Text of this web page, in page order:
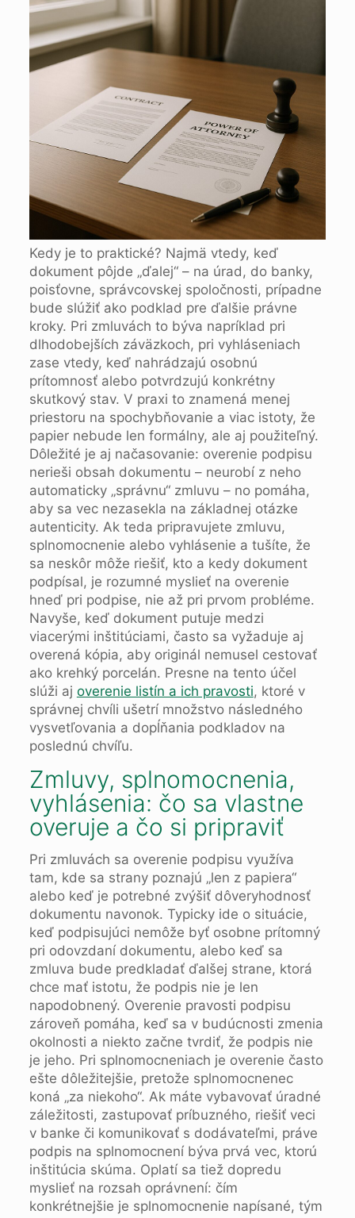
Kedy je to praktické? Najmä vtedy, keď
dokument pôjde „ďalej“ – na úrad, do banky,
poisťovne, správcovskej spoločnosti, prípadne
bude slúžiť ako podklad pre ďalšie právne
kroky. Pri zmluvách to býva napríklad pri
dlhodobejších záväzkoch, pri vyhláseniach
zase vtedy, keď nahrádzajú osobnú
prítomnosť alebo potvrdzujú konkrétny
skutkový stav. V praxi to znamená menej
priestoru na spochybňovanie a viac istoty, že
papier nebude len formálny, ale aj použiteľný.
Dôležité je aj načasovanie: overenie podpisu
nerieši obsah dokumentu – neurobí z neho
automaticky „správnu“ zmluvu – no pomáha,
aby sa vec nezasekla na základnej otázke
autenticity. Ak teda pripravujete zmluvu,
splnomocnenie alebo vyhlásenie a tušíte, že
sa neskôr môže riešiť, kto a kedy dokument
podpísal, je rozumné myslieť na overenie
hneď pri podpise, nie až pri prvom probléme.
Navyše, keď dokument putuje medzi
viacerými inštitúciami, často sa vyžaduje aj
overená kópia, aby originál nemusel cestovať
ako krehký porcelán. Presne na tento účel
slúži aj overenie listín a ich pravosti, ktoré v
správnej chvíli ušetrí množstvo následného
vysvetľovania a dopĺňania podkladov na
poslednú chvíľu.
Zmluvy, splnomocnenia,
vyhlásenia: čo sa vlastne
overuje a čo si pripraviť
Pri zmluvách sa overenie podpisu využíva
tam, kde sa strany poznajú „len z papiera“
alebo keď je potrebné zvýšiť dôveryhodnosť
dokumentu navonok. Typicky ide o situácie,
keď podpisujúci nemôže byť osobne prítomný
pri odovzdaní dokumentu, alebo keď sa
zmluva bude predkladať ďalšej strane, ktorá
chce mať istotu, že podpis nie je len
napodobnený. Overenie pravosti podpisu
zároveň pomáha, keď sa v budúcnosti zmenia
okolnosti a niekto začne tvrdiť, že podpis nie
je jeho. Pri splnomocneniach je overenie často
ešte dôležitejšie, pretože splnomocnenec
koná „za niekoho“. Ak máte vybavovať úradné
záležitosti, zastupovať príbuzného, riešiť veci
v banke či komunikovať s dodávateľmi, práve
podpis na splnomocnení býva prvá vec, ktorú
inštitúcia skúma. Oplatí sa tiež dopredu
myslieť na rozsah oprávnení: čím
konkrétnejšie je splnomocnenie napísané, tým